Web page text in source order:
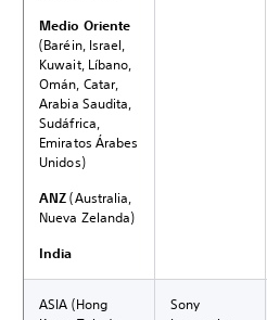
Medio Oriente
(Baréin, Israel,
Kuwait, Líbano,
Omán, Catar,
Arabia Saudita,
Sudáfrica,
Emiratos Árabes
Unidos)
ANZ(Australia,
Nueva Zelanda)
India
ASIA (Hong
Sony